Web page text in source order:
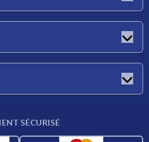
SÉCURISÉ